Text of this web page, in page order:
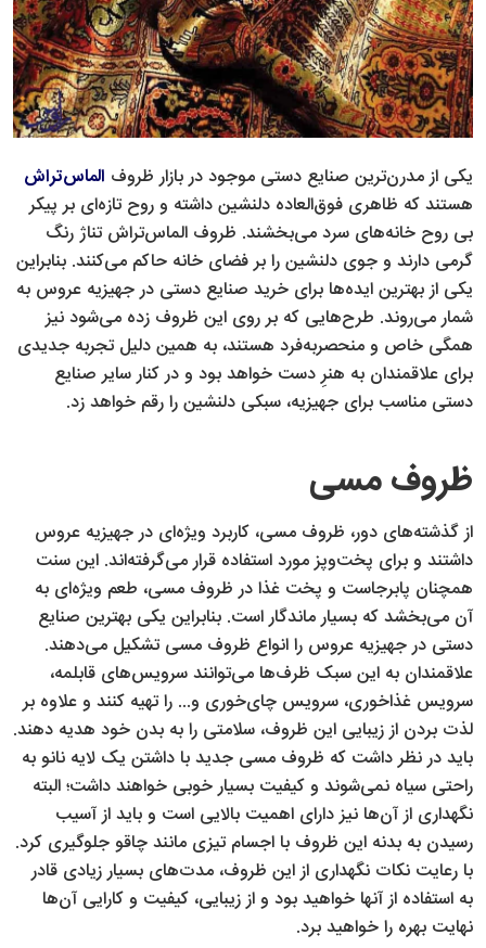
یکی از مدرن‌ترین صنایع دستی موجود در بازار ظروف الماس‌تراش
هستند که ظاهری فوق‌العاده دلنشین داشته و روح تازه‌ای بر پیکر
بی روح خانه‌های سرد می‌بخشند. ظروف الماس‌تراش تناژ رنگ
گرمی دارند و جوی دلنشین را بر فضای خانه حاکم می‌کنند. بنابراین
یکی از بهترین ایده‌ها برای خرید صنایع دستی در جهیزیه عروس به
شمار می‌روند. طرح‌هایی که بر روی این ظروف زده می‌شود نیز
همگی خاص و منحصر‌به‌فرد هستند، به همین دلیل تجربه جدیدی
برای علاقمندان به هنرِ دست خواهد بود و در کنار سایر صنایع
دستی مناسب برای جهیزیه، سبکی دلنشین را رقم خواهد زد.
ظروف مسی
از گذشته‌های دور، ظروف مسی، کاربرد ویژه‌ای در جهیزیه عروس
داشتند و برای پخت‌وپز مورد استفاده قرار می‌گرفته‌اند. این سنت
همچنان پابرجاست و پخت غذا در ظروف مسی، طعم ویژه‌ای به
آن می‌بخشد که بسیار ماندگار است. بنابراین یکی بهترین صنایع
دستی در جهیزیه عروس را انواع ظروف مسی تشکیل می‌دهند.
علاقمندان به این سبک ظرف‌ها می‌توانند سرویس‌های قابلمه،
سرویس غذاخوری، سرویس چای‌خوری و... را تهیه کنند و علاوه بر
لذت بردن از زیبایی این ظروف، سلامتی را به بدن خود هدیه دهند.
باید در نظر داشت که ظروف مسی جدید با داشتن یک لایه نانو به
راحتی سیاه نمی‌شوند و کیفیت بسیار خوبی خواهند داشت؛ البته
نگهداری از آن‌ها نیز دارای اهمیت بالایی است و باید از آسیب
رسیدن به بدنه این ظروف با اجسام تیزی مانند چاقو جلوگیری کرد.
با رعایت نکات نگهداری از این ظروف، مدت‌های بسیار زیادی قادر
به استفاده از آن‎ها خواهید بود و از زیبایی، کیفیت و کارایی آن‌ها
نهایت بهره را خواهید برد.